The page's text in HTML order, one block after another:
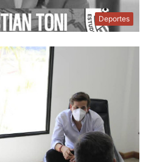
Deportes